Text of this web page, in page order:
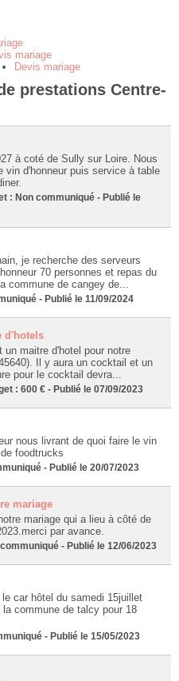
mariage
Devis mariage
prestations Centre-
à coté de Sully sur Loire. Nous
vin d'honneur puis service à table
: Non communiqué - Publié le
je recherche des serveurs
70 personnes et repas du
commune de cangey de...
- Publié le 11/09/2024
d'hotels
un maitre d'hotel pour notre
Il y aura un cocktail et un
pour le cocktail devra...
: 600 € - Publié le 07/09/2023
nous livrant de quoi faire le vin
foodtrucks
- Publié le 20/07/2023
mariage
mariage qui a lieu à côté de
par avance.
- Publié le 12/06/2023
car hôtel du samedi 15juillet
commune de talcy pour 18
- Publié le 15/05/2023